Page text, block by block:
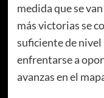
medida que se
más victorias se
suficiente de
enfrentarse a
avanzas en el